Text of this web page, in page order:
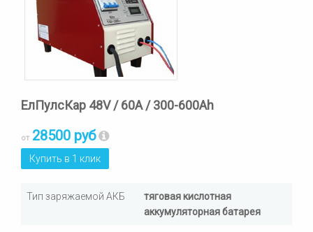
ЕлПулсКар 48V / 60А / 300-600Ah
от 28500 руб
Купить в 1 клик
Тип заряжаемой АКБ
тяговая кислотная
аккумуляторная батарея